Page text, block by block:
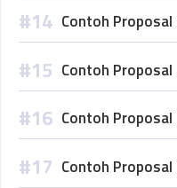
Contoh
Contoh
Contoh Proposal
Contoh